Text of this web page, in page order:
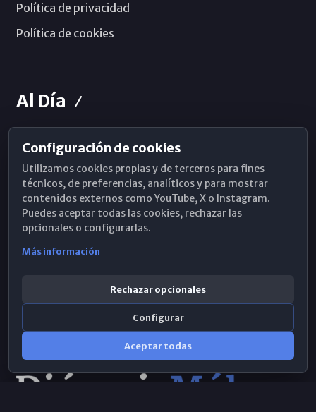
Política de privacidad
Política de cookies
Al Día
Horarios de Misa
Hemeroteca
WhatsApp
Configuración de cookies
Utilizamos cookies propias y de terceros para fines
técnicos, de preferencias, analíticos y para mostrar
contenidos externos como YouTube, X o Instagram.
Puedes aceptar todas las cookies, rechazar las
opcionales o configurarlas.
Más información
Rechazar opcionales
Configurar
Aceptar todas